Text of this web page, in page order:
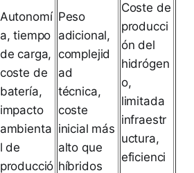
Autonomí
a, tiempo
de carga,
coste de
batería,
impacto
ambienta
l de
producció
Peso
adicional,
complejid
ad
técnica,
coste
inicial más
alto que
híbridos
Coste de
producci
ón del
hidrógen
o,
limitada
infraestr
uctura,
eficienci